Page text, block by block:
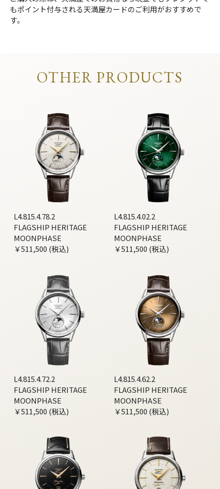
もポイント付与される天満屋カードのご利用がおすすめで
す。
OTHER PRODUCTS
L4.815.4.78.2
FLAGSHIP HERITAGE
MOONPHASE
￥511,500 (税込)
L4.815.4.02.2
FLAGSHIP HERITAGE
MOONPHASE
￥511,500 (税込)
L4.815.4.72.2
FLAGSHIP HERITAGE
MOONPHASE
￥511,500 (税込)
L4.815.4.62.2
FLAGSHIP HERITAGE
MOONPHASE
￥511,500 (税込)